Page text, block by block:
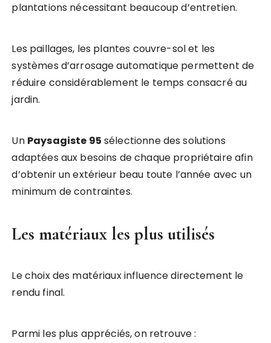
plantations nécessitant beaucoup d’entretien.
Les paillages, les plantes couvre-sol et les
systèmes d’arrosage automatique permettent de
réduire considérablement le temps consacré au
jardin.
Un Paysagiste 95 sélectionne des solutions
adaptées aux besoins de chaque propriétaire afin
d’obtenir un extérieur beau toute l’année avec un
minimum de contraintes.
Les matériaux les plus utilisés
Le choix des matériaux influence directement le
rendu final.
Parmi les plus appréciés, on retrouve :